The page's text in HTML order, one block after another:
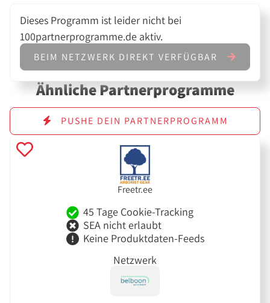
Dieses Programm ist leider nicht bei
100partnerprogramme.de aktiv.
BEIM NETZWERK DIREKT VERFÜGBAR
Ähnliche Partnerprogramme
PUSHE DEIN PARTNERPROGRAMM
Freetr.ee
45 Tage Cookie-Tracking
SEA nicht erlaubt
Keine Produktdaten-Feeds
Netzwerk